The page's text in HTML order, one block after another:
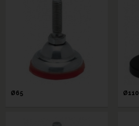
Ø65 Ø110